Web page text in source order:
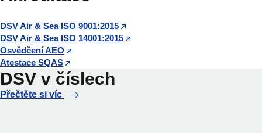
DSV Air & Sea ISO 9001:2015
DSV Air & Sea ISO 14001:2015
Osvědčení AEO
Atestace SQAS
DSV v číslech
Přečtěte si víc